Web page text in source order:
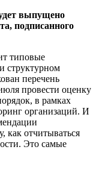
выпущено
подписанного
типовые
структурном
перечень
провести оценку
в рамках
организаций. И
как отчитываться
Это самые